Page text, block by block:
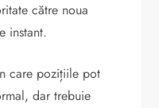
către noua
instant.
care pozițiile pot
dar trebuie